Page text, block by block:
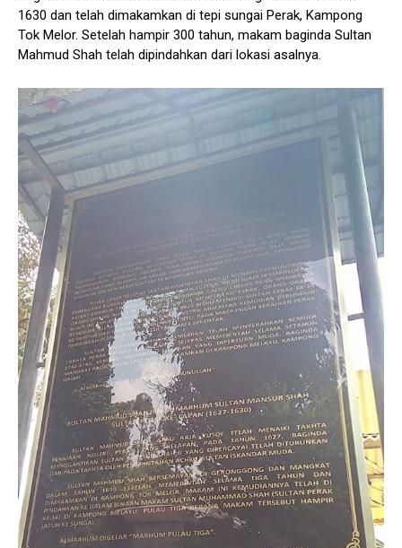
1630 dan telah dimakamkan di tepi sungai Perak, Kampong
Tok Melor. Setelah hampir 300 tahun, makam baginda Sultan
Mahmud Shah telah dipindahkan dari lokasi asalnya.